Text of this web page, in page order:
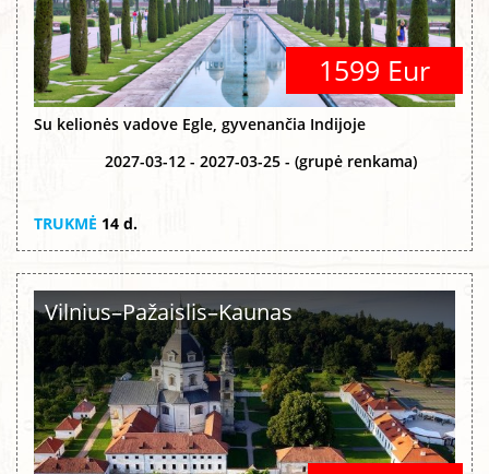
1599 Eur
Su kelionės vadove Egle, gyvenančia Indijoje
2027-03-12 - 2027-03-25 - (grupė renkama)
TRUKMĖ 14 d.
Vilnius–Pažaislis–Kaunas